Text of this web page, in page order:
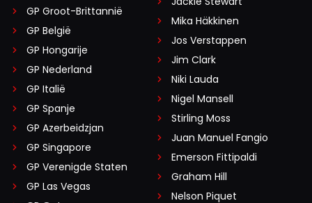
GP Groot-Brittannië
GP België
GP Hongarije
GP Nederland
GP Italië
GP Spanje
GP Azerbeidzjan
GP Singapore
GP Verenigde Staten
GP Las Vegas
Mika Häkkinen
Jos Verstappen
Jim Clark
Niki Lauda
Nigel Mansell
Stirling Moss
Juan Manuel Fangio
Emerson Fittipaldi
Graham Hill
Nelson Piquet